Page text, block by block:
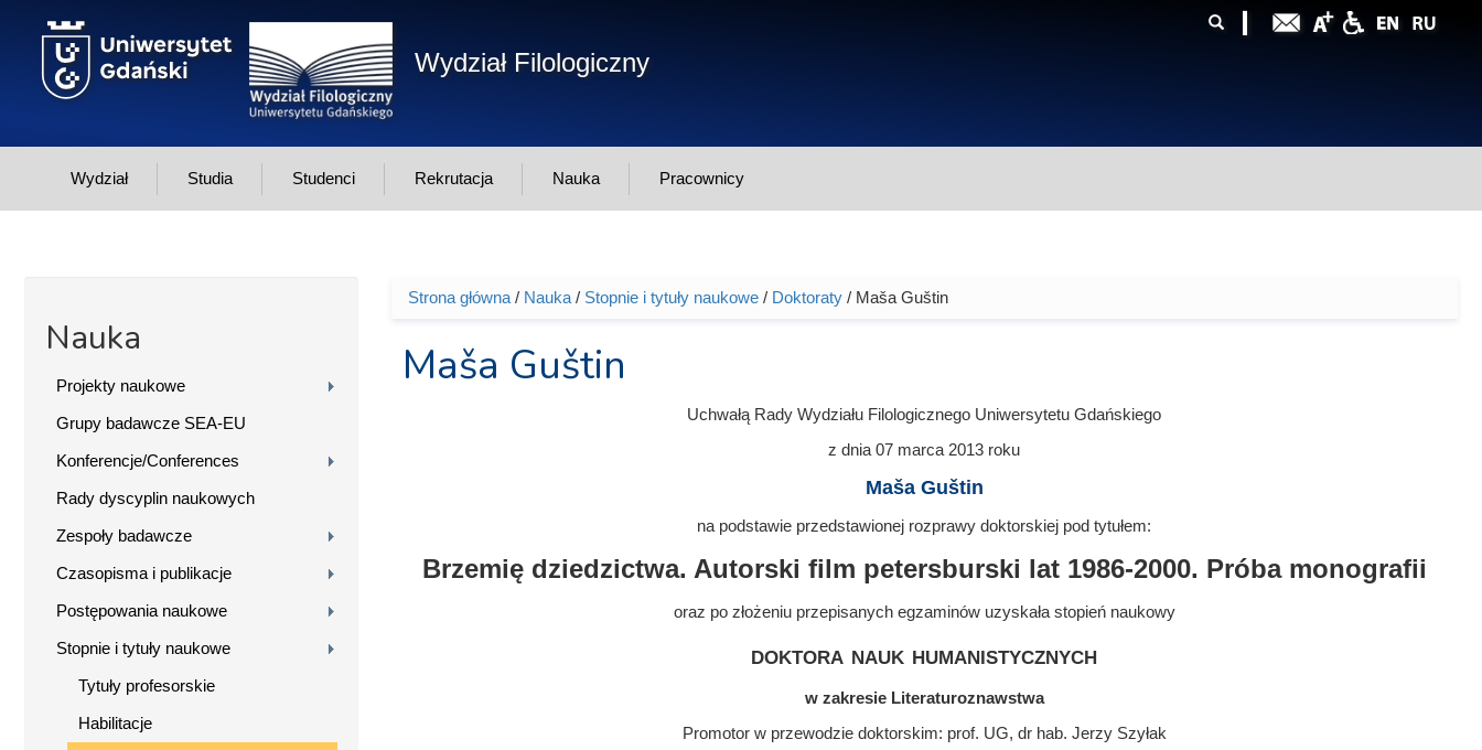
Wydział Filologiczny
Wydział Studia Studenci Rekrutacja Nauka Pracownicy
Nauka
Projekty naukowe
Grupy badawcze SEA-EU
Konferencje/Conferences
Rady dyscyplin naukowych
Zespoły badawcze
Czasopisma i publikacje
Postępowania naukowe
Stopnie i tytuły naukowe
Tytuły profesorskie
Habilitacje
Jesteś tutaj
Strona główna/ Nauka/ Stopnie i tytuły naukowe/ Doktoraty/ Maša Guštin
Maša Guštin
Uchwałą Rady Wydziału Filologicznego Uniwersytetu Gdańskiego
z dnia 07 marca 2013 roku
Maša Guštin
na podstawie przedstawionej rozprawy doktorskiej pod tytułem:
Brzemię dziedzictwa. Autorski film petersburski lat 1986-2000. Próba monografii
oraz po złożeniu przepisanych egzaminów uzyskała stopień naukowy
doktora nauk humanistycznych
w zakresie Literaturoznawstwa
Promotor w przewodzie doktorskim: prof. UG, dr hab. Jerzy Szyłak